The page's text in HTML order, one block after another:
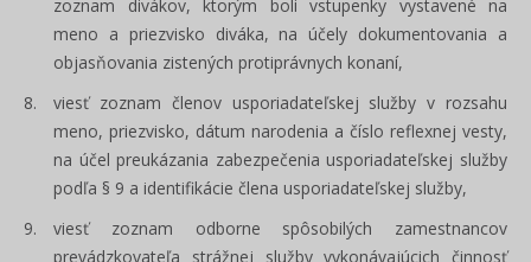
zoznam divákov, ktorým boli vstupenky vystavené na
meno a priezvisko diváka, na účely dokumentovania a
objasňovania zistených protiprávnych konaní,
viesť zoznam členov usporiadateľskej služby v rozsahu
meno, priezvisko, dátum narodenia a číslo reflexnej vesty,
na účel preukázania zabezpečenia usporiadateľskej služby
podľa § 9 a identifikácie člena usporiadateľskej služby,
viesť zoznam odborne spôsobilých zamestnancov
prevádzkovateľa strážnej služby vykonávajúcich činnosť